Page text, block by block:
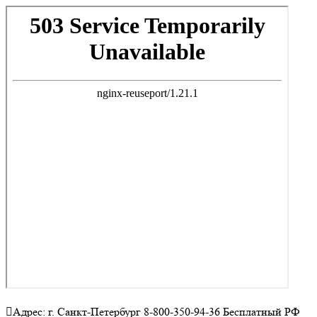
Адрес: г. Санкт-Петербург 8-800-350-94-36 Бесплатный РФ